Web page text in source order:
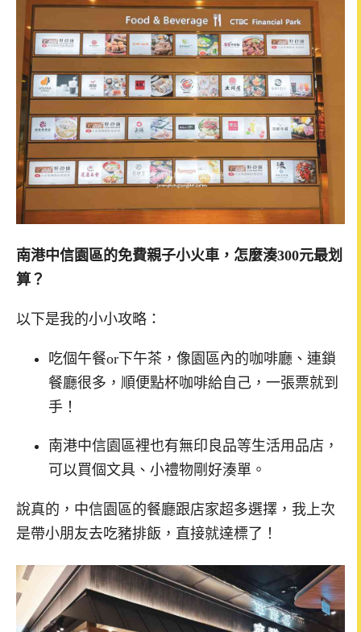
南港中信園區的免費親子小火車，怎麼湊300元最划
算？
以下是我的小小攻略：
吃個午餐or下午茶，像園區內的咖啡廳、連鎖
餐廳很多，順便點杯咖啡給自己，一張票就到
手！
南港中信園區裡也有無印良品等生活用品店，
可以買個文具、小禮物剛好湊單。
說真的，中信園區的餐廳跟店家超多選擇，我上次
是帶小朋友去吃豬排飯，直接就達標了！